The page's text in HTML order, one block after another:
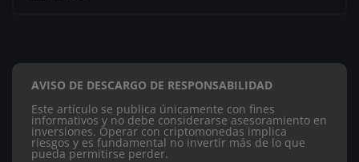
AVISO DE DESCARGO DE RESPONSABILIDAD
Este artículo se publica únicamente con fines
informativos y no debe considerarse asesoramiento en
inversiones. Operar con criptomonedas implica
riesgos y es fundamental no invertir más de lo que
pueda permitirse perder.